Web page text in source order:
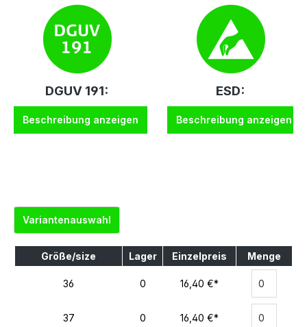
DGUV 191:
Beschreibung anzeigen
ESD:
Beschreibung anzeigen
Variantenauswahl
Größe/size Lager Einzelpreis Menge
36 0 16,40 €*
37 0 16,40 €*